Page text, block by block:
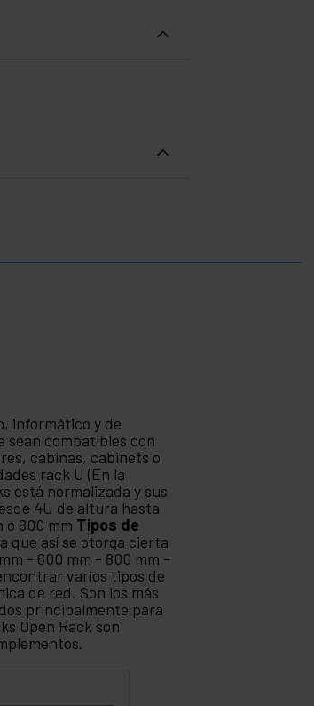
informático y de
sean compatibles con
cabinas, cabinets o
rack U (En la
está normalizada y sus
4U de altura hasta
o 800 mm Tipos de
que así se otorga cierta
- 600 mm - 800 mm -
varios tipos de
de red. Son los más
principalmente para
Open Rack son